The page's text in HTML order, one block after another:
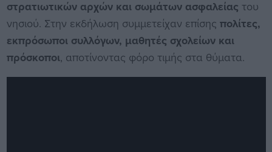
στρατιωτικών αρχών και σωμάτων ασφαλείας του
νησιού. Στην εκδήλωση συμμετείχαν επίσης πολίτες,
εκπρόσωποι συλλόγων, μαθητές σχολείων και
πρόσκοποι, αποτίνοντας φόρο τιμής στα θύματα.